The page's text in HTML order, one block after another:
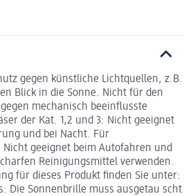
gegen künstliche Lichtquellen, z.B.
Blick in die Sonne. Nicht für den
mechanisch beeinflusste
der Kat. 1,2 und 3: Nicht geeignet
und bei Nacht. Für
geeignet beim Autofahren und
Reinigungsmittel verwenden.
für dieses Produkt finden Sie unter:
Die Sonnenbrille muss ausgetau scht